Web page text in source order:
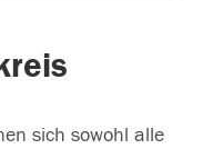
sich sowohl alle